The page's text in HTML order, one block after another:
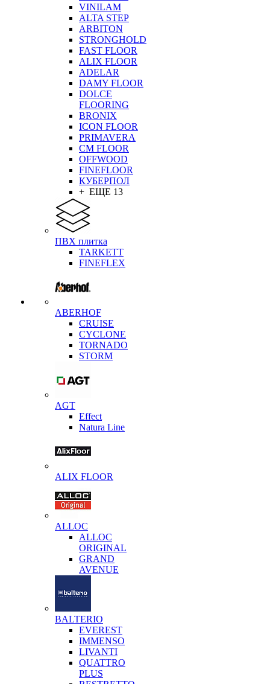
VINILAM
ALTA STEP
ARBITON
STRONGHOLD
FAST FLOOR
ALIX FLOOR
ADELAR
DAMY FLOOR
DOLCE
FLOORING
BRONIX
ICON FLOOR
PRIMAVERA
CM FLOOR
OFFWOOD
FINEFLOOR
КУБЕРПОЛ
+ ЕЩЕ 13
ПВХ плитка
TARKETT
FINEFLEX
ABERHOF
CRUISE
CYCLONE
TORNADO
STORM
AGT
Effect
Natura Line
ALIX FLOOR
ALLOC
ALLOC
ORIGINAL
GRAND
AVENUE
BALTERIO
EVEREST
IMMENSO
LIVANTI
QUATTRO
PLUS